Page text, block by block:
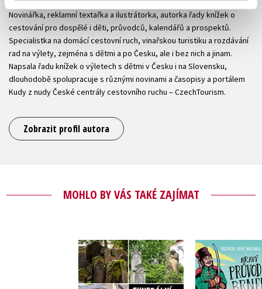
Novinářka, reklamní textařka a ilustrátorka, autorka řady knížek o
cestování pro dospělé i děti, průvodců, kalendářů a prospektů.
Specialistka na domácí cestovní ruch, vinařskou turistiku a rozdávání
rad na výlety, zejména s dětmi a po Česku, ale i bez nich a jinam.
Napsala řadu knížek o výletech s dětmi v Česku i na Slovensku,
dlouhodobě spolupracuje s různými novinami a časopisy a portálem
Kudy z nudy České centrály cestovního ruchu – CzechTourism.
Zobrazit profil autora
MOHLO BY VÁS TAKÉ ZAJÍMAT
Funerální turistika
Eva Obůrková
,
Hravý
Eva